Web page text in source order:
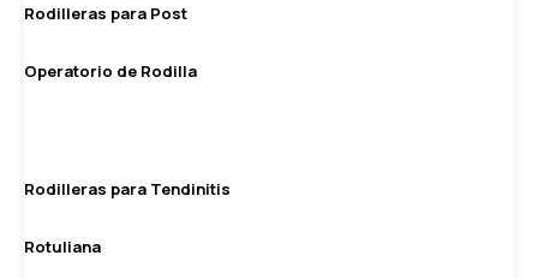
Rodilleras para Post
Operatorio de Rodilla
Rodilleras para Tendinitis
Rotuliana